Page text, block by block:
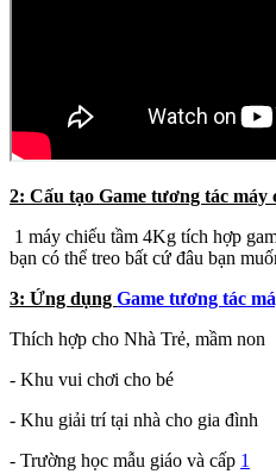
2: Cấu tạo Game tương tác máy
1 máy chiếu tầm 4Kg tích hợp
bạn có thể treo bất cứ đâu bạn
3: Ứng dụng Game tương tác
Thích hợp cho Nhà Trẻ, mầm non
- Khu vui chơi cho bé
- Khu giải trí tại nhà cho gia đình
- Trường học mẫu giáo và cấp 1